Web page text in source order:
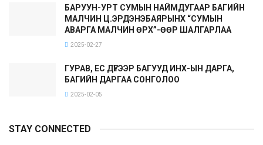
БАРУУН-УРТ СУМЫН НАЙМДУГААР БАГИЙН
МАЛЧИН Ц.ЭРДЭНЭБАЯРЫНХ “СУМЫН
АВАРГА МАЛЧИН ӨРХ”-ӨӨР ШАЛГАРЛАА
2025-02-27
ГУРАВ, ЕС ДҮГЭЭР БАГУУД ИНХ-ЫН ДАРГА,
БАГИЙН ДАРГАА СОНГОЛОО
2025-02-05
STAY CONNECTED